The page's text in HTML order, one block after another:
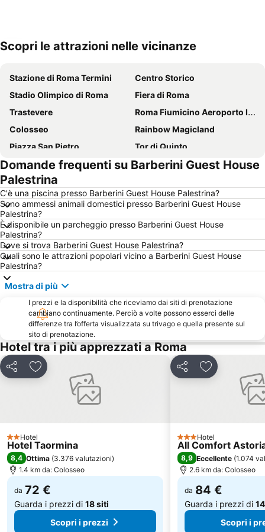
Espandi mappa
Scopri le attrazioni nelle vicinanze
Stazione di Roma Termini
Centro Storico
Stadio Olimpico di Roma
Fiera di Roma
Trastevere
Roma Fiumicino Aeroporto Internazionale Leonardo da Vinci
Colosseo
Rainbow Magicland
Piazza San Pietro
Tor di Quinto
Zoomarine
Metropolitana di Roma
Policlinico Gemelli
Prati
Piazza di Spagna e Scalinata di Trinità dei Monti
Stazione Tiburtina
Fontana di Trevi
Via Aurelia - Roma
Villa Borghese
Piazza Navona
Ospedale Pediatrico Bambino Gesù
Cinecittà
San Giovanni
Auditorium Parco della Musica
Ottaviano - San Pietro - Musei Vaticani Metro Station
Parioli
Via Nazionale
Ostiense
Torvaianica
Circo Massimo
Circo Massimo Metro Station
Piazza del Popolo
La Sapienza - Città Universitaria
Piazza Barberini
Fregene
Lido di Ostia Ponente
Centocelle
Centro Commerciale Carrefour di Tor Vergata
Domande frequenti su Barberini Guest House
Palestrina
C'è una piscina presso Barberini Guest House Palestrina?
Sono ammessi animali domestici presso Barberini Guest House
Palestrina?
È disponibile un parcheggio presso Barberini Guest House
Palestrina?
Dove si trova Barberini Guest House Palestrina?
Quali sono le attrazioni popolari vicino a Barberini Guest House
Palestrina?
Mostra di più
I prezzi e la disponibilità che riceviamo dai siti di prenotazione
cambiano continuamente. Perciò a volte possono esserci delle
differenze tra l’offerta visualizzata su trivago e quella presente sul
sito di prenotazione.
Hotel tra i più apprezzati a Roma
CondividiAggiungi ai preferiti
2 Stelle
Hotel
Hotel Taormina
8,4 Ottima (3.376 valutazioni)
1.4 km da: Colosseo
da 72 €
Guarda i prezzi di 18 siti
Scopri i prezzi
CondividiAggiungi ai
3 StelleHotel
All Comfort
8,9 Eccellente (1.074
2.6 km da: Colosseo
da 84 €
Guarda i prezzi di
Scopri i